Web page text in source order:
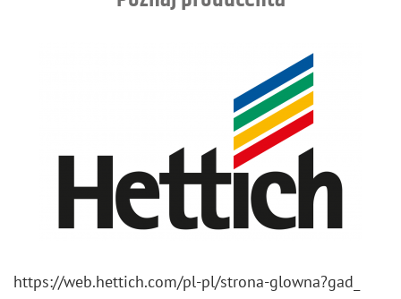
https://​web.​hettich.​com/​pl-​pl/​strona-​glowna?​gad_​